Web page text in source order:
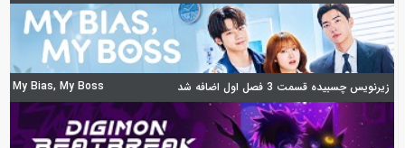
زیرنویس چسبیده قسمت 3 فصل اول اضافه شد My Bias, My Boss